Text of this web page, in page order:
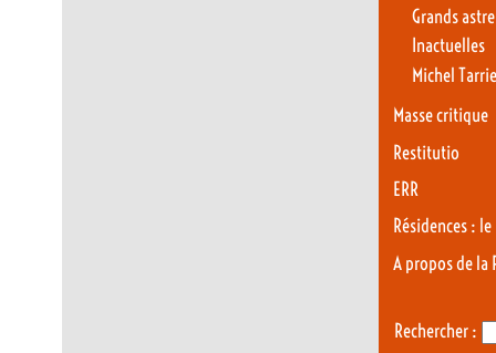
Grands
Inactuelles
Michel
Masse critique
Restitutio
ERR
Résidences :
A propos de la
Rechercher :